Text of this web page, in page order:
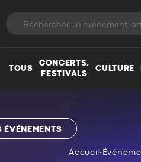
TOUS
CONCERTS,
FESTIVALS
CULTURE
ÉVÉNEMENTS
Accueil •